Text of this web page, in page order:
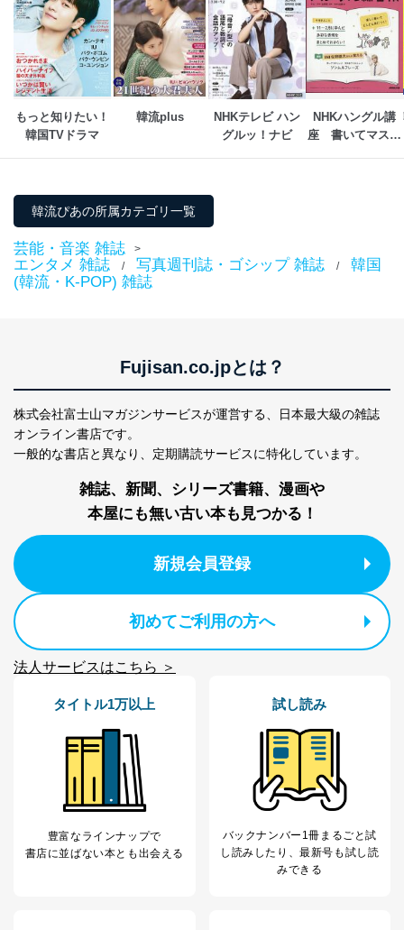
外部からの不正アクセス等の防止
個人データを取り扱う機器等のオペレーティング
システムを最新の状態に保持しています。
個人データを取り扱う機器等にセキュリティ対策
ソフトウェア等を導入し、自動更新 機能等の活用
により、これを最新状態としています。
情報システムの使用に伴う漏洩等の防止
個人情報保護マネジメントシステムの継続的改善
当社は、内部監査及びマネジメントレビューの機会を通
じて、個人情報保護マネジメントシステムを継続的に改
善し、常に最良の状態を維持します。
ステムに関するご相談及び苦情については以下までご連
絡ください。
株式会社富士山マガジンサービス 個人情報問い合わせ
係
FAX：03-5459-7073
e-mail：cs@fujisan.co.jp
改訂：2025年2月20日
株式会社富士山マガジンサービス
個人情報の取扱いについて
１．個人情報保護管理者
護管理者の責任のもと、個人情報を取得・アクセス・利
用・提供・管理いたします。
東京都渋谷区南平台町16-11
株式会社富士山マガジンサービス
代表取締役会長 西野 伸一郎
個人情報保護管理者: 経営管理グループディレクター 前
２．利用目的
もっと知りたい！
韓国TVドラマ
韓流plus
NHKテレビ ハン
グルッ！ナビ
NHKハングル講
座　書いてマスタ
韓流ぴあの所属カテゴリ一覧
芸能・音楽 雑誌 >
エンタメ 雑誌 / 写真週刊誌・ゴシップ 雑誌 /
韓国
(韓流・K-POP) 雑誌
Fujisan.co.jpとは？
株式会社富士山マガジンサービスが運営する、
日本最大級の雑誌
オンライン書店です。
一般的な書店と異なり、 定期購読サービスに特化しています。
雑誌、新聞、シリーズ書籍、漫画や
本屋にも無い古い本も見つかる！
新規会員登録
初めてご利用の方へ
法人サービスはこちら ＞
タイトル1万以上
豊富なラインナップで
書店に並ばない本とも出会える
試し読み
バックナンバー1冊まるごと試
し読み したり、最新号も試し読
みできる